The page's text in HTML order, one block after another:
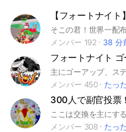
メンバー 192
38 分
メンバー 450
たっ
メンバー 308
たっ